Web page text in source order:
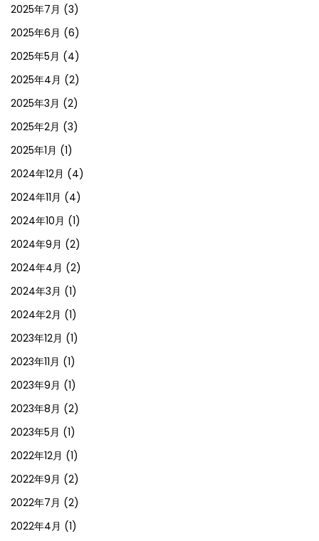
2025年7月 (3)
2025年6月 (6)
2025年5月 (4)
2025年4月 (2)
2025年3月 (2)
2025年2月 (3)
2025年1月 (1)
2024年12月 (4)
2024年11月 (4)
2024年10月 (1)
2024年9月 (2)
2024年4月 (2)
2024年3月 (1)
2024年2月 (1)
2023年12月 (1)
2023年11月 (1)
2023年9月 (1)
2023年8月 (2)
2023年5月 (1)
2022年12月 (1)
2022年9月 (2)
2022年7月 (2)
2022年4月 (1)